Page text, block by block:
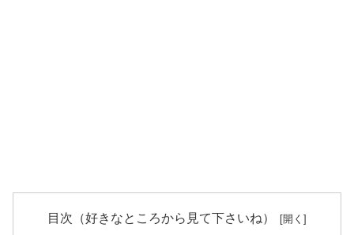
目次（好きなところから見て下さいね）